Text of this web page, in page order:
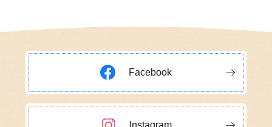
Facebook
Instagram